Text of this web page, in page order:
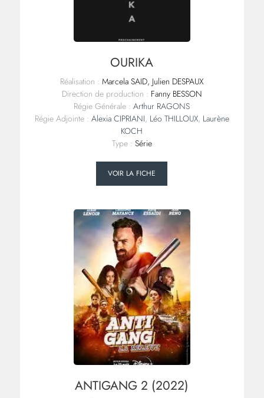
OURIKA
Réalisation : Marcela SAID, Julien DESPAUX
Direction de production : Fanny BESSON
Régie Générale : Arthur RAGONS
Régie Adjointe : Alexia CIPRIANI, Léo THILLOUX, Laurène
KOCH
Type : Série
VOIR LA FICHE
ANTIGANG 2 (2022)